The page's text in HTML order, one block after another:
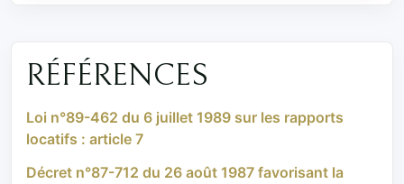
RÉFÉRENCES
Loi n°89-462 du 6 juillet 1989 sur les rapports
locatifs : article 7
Décret n°87-712 du 26 août 1987 favorisant la